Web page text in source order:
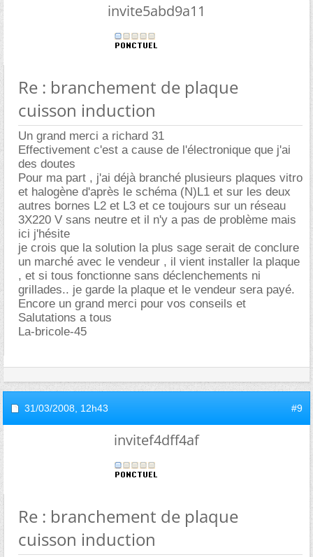
invite5abd9a11
Re : branchement de plaque
cuisson induction
Un grand merci a richard 31
Effectivement c'est a cause de l'électronique que j'ai
des doutes
Pour ma part , j'ai déjà branché plusieurs plaques vitro
et halogène d'après le schéma (N)L1 et sur les deux
autres bornes L2 et L3 et ce toujours sur un réseau
3X220 V sans neutre et il n'y a pas de problème mais
ici j'hésite
je crois que la solution la plus sage serait de conclure
un marché avec le vendeur , il vient installer la plaque
, et si tous fonctionne sans déclenchements ni
grillades.. je garde la plaque et le vendeur sera payé.
Encore un grand merci pour vos conseils et
Salutations a tous
La-bricole-45
31/03/2008, 12h43 #9
invitef4dff4af
Re : branchement de plaque
cuisson induction